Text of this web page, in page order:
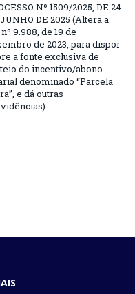
Nº 1509/2025, DE 24
DE 2025 (Altera a
9.988, de 19 de
de 2023, para dispor
a fonte exclusiva de
do incentivo/abono
denominado “Parcela
e dá outras